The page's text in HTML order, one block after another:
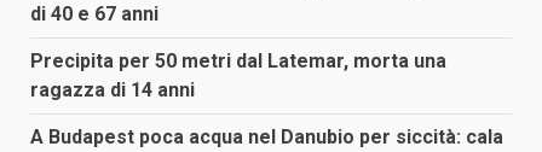
di 40 e 67 anni
Precipita per 50 metri dal Latemar, morta una
ragazza di 14 anni
A Budapest poca acqua nel Danubio per siccità: cala